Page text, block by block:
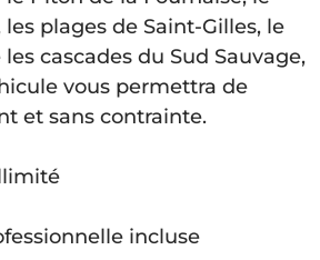
plages de Saint-Gilles, le
cascades du Sud Sauvage,
vous permettra de
et sans contrainte.
incluse